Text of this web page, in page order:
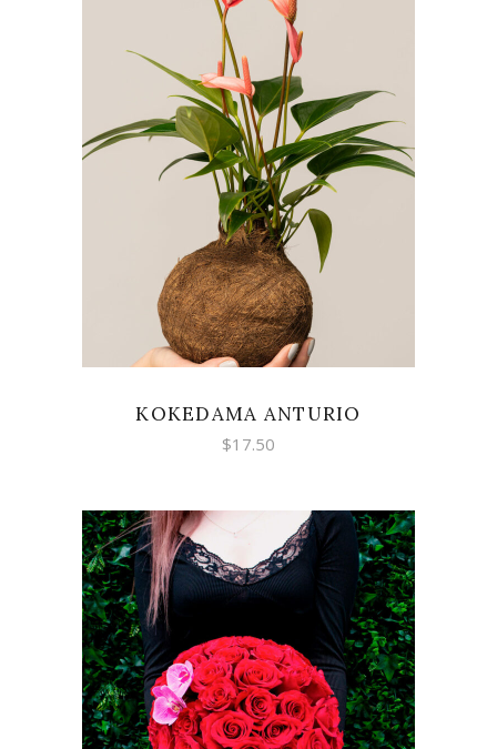
AÑADIR AL CARRITO
KOKEDAMA ANTURIO
$17.50
AÑADIR AL CARRITO